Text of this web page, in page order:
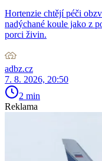
Hortenzie chtějí péči
nadýchané koule jako z
porci živin.
adbz.cz
7. 8. 2026, 20:50
2 min
Reklama